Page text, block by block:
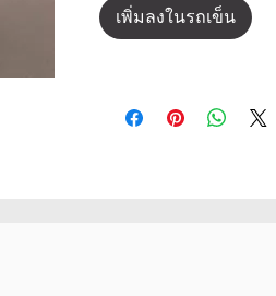
เพิ่มลงในรถเข็น